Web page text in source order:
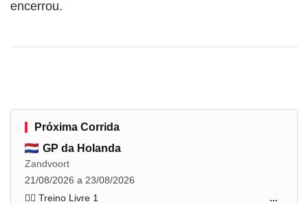
encerrou.
Próxima Corrida
GP da Holanda
Zandvoort
21/08/2026 a 23/08/2026
🏋️‍♂️ Treino Livre 1
...